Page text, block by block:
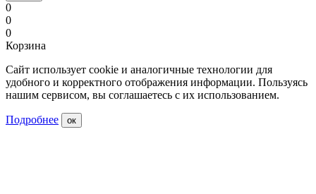
0
0
0
Корзина
Сайт использует cookie и аналогичные технологии для
удобного и корректного отображения информации. Пользуясь
нашим сервисом, вы соглашаетесь с их использованием.
Подробнее ок